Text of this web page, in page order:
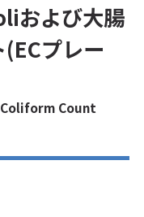
および大腸
プレー
Coliform Count